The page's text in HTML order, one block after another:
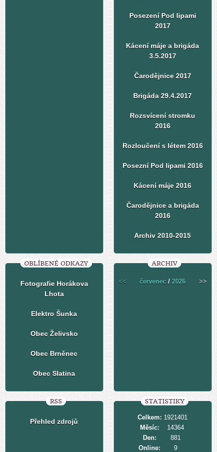
Posezení Pod lipami
2017
Kácení máje a brigáda
3.5.2017
Čarodějnice 2017
Brigáda 29.4.2017
Rozsvícení stromku
2016
Rozloučení s létem 2016
Posezní Pod lipami 2016
Kácení máje 2016
Čarodějnice a brigáda
2016
Archiv 2010-2015
OBLÍBENÉ ODKAZY
Fotografie Horákova
Lhota
Elektro Šunka
Obec Želivsko
Obec Brněnec
Obec Slatina
ARCHIV
<< červenec /2026 >>
RSS
Přehled zdrojů
STATISTIKY
Online: 9
Celkem: 1921401
Měsíc:
14364
Den:
881